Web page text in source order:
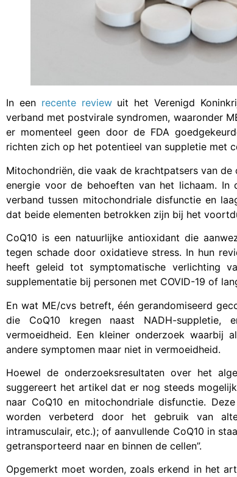
In een recente reviewuit het Verenigd
verband met postvirale syndromen, waaronder
er momenteel geen door de FDA
richten zich op het potentieel van suppletie met
Mitochondriën, die vaak de krachtpatsers van
energie voor de behoeften van het lichaam.
verband tussen mitochondriale disfunctie en
dat beide elementen betrokken zijn bij het
CoQ10 is een natuurlijke antioxidant die
tegen schade door oxidatieve stress. In hun
heeft geleid tot symptomatische verlichting
supplementatie bij personen met COVID-19 of
En wat ME/cvs betreft, één gerandomiseerd
die CoQ10 kregen naast NADH-suppletie,
vermoeidheid. Een kleiner onderzoek waarbij
andere symptomen maar niet in vermoeidheid.
Hoewel de onderzoeksresultaten over het
suggereert het artikel dat er nog steeds
naar CoQ10 en mitochondriale disfunctie.
worden verbeterd door het gebruik van
intramusculair, etc.); of aanvullende CoQ10 in
getransporteerd naar en binnen de cellen”.
Opgemerkt moet worden, zoals erkend in het